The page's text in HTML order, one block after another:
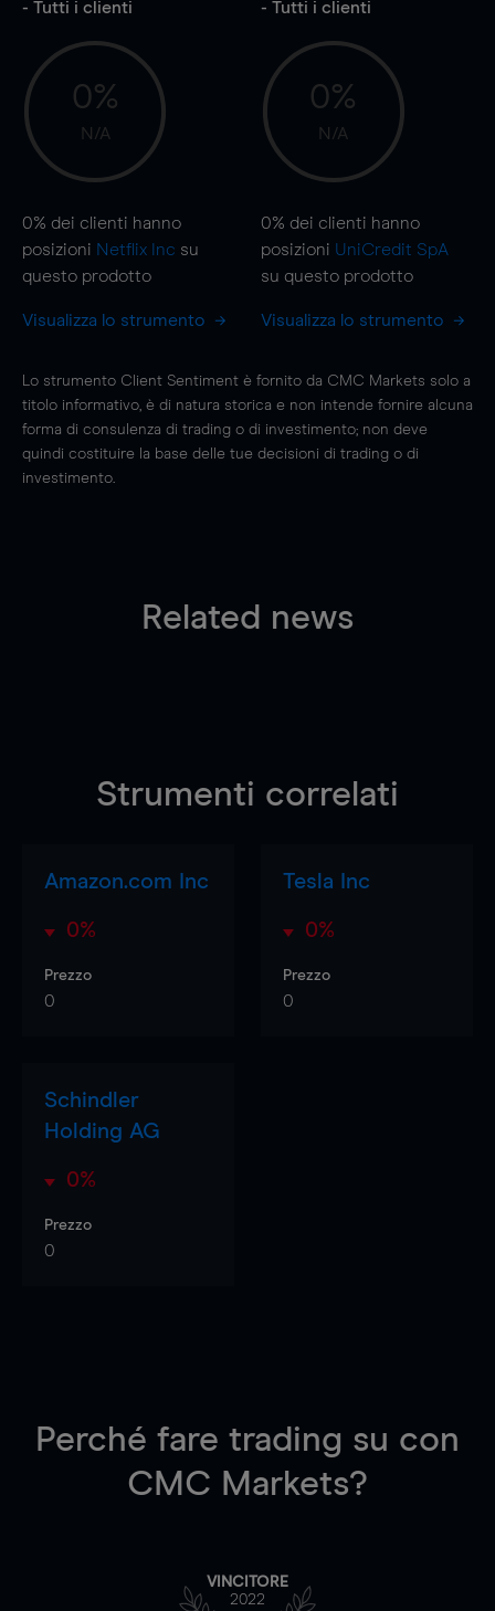
- Tutti i clienti
0%
N/A
0% dei clienti hanno
posizioni Netflix Inc su
questo prodotto
Visualizza lo strumento
- Tutti i clienti
0%
N/A
0% dei clienti hanno
posizioni UniCredit SpA
su questo prodotto
Visualizza lo strumento
Lo strumento Client Sentiment è fornito da CMC Markets solo a
titolo informativo, è di natura storica e non intende fornire alcuna
forma di consulenza di trading o di investimento; non deve
quindi costituire la base delle tue decisioni di trading o di
investimento.
Related news
Strumenti correlati
Amazon.com Inc
0%
Prezzo
0
Tesla Inc
0%
Prezzo
0
Schindler
Holding AG
0%
Prezzo
0
Perché fare trading su con
CMC Markets?
VINCITORE
2022